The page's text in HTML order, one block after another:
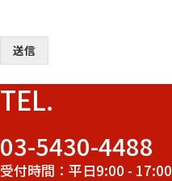
送信
TEL.
03-5430-4488
受付時間：平日9:00 - 17:00